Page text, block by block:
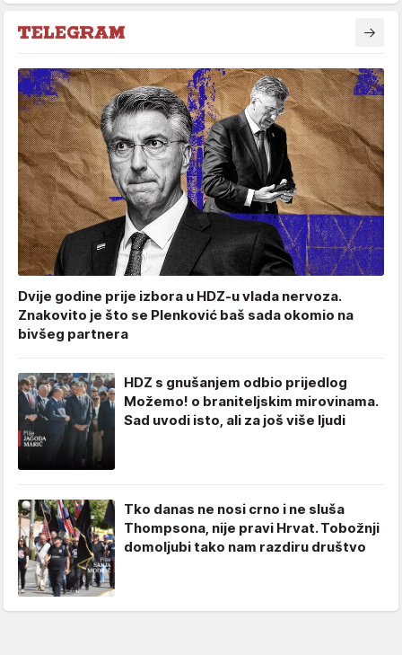
Dvije godine prije izbora u HDZ-u vlada nervoza.
Znakovito je što se Plenković baš sada okomio na
bivšeg partnera
HDZ s gnušanjem odbio prijedlog
Možemo! o braniteljskim mirovinama.
Sad uvodi isto, ali za još više ljudi
Tko danas ne nosi crno i ne sluša
Thompsona, nije pravi Hrvat. Tobožnji
domoljubi tako nam razdiru društvo